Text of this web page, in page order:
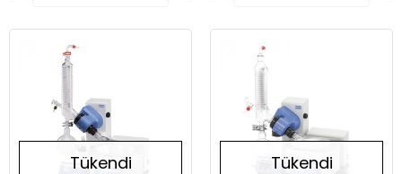
Tükendi Tükendi